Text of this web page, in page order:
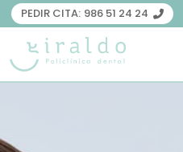
PEDIR CITA: 986 51 24 24